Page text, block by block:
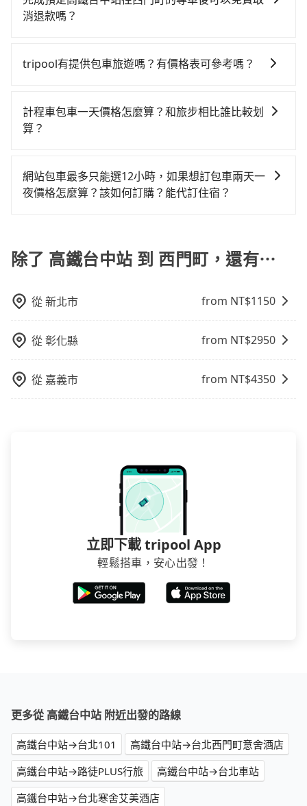
送，則每人平均花費約610元，費時1小時54分鐘。長距
說，預約tripool還是比較划算的。如果你是三人以下要
者，和運的iRent只提供最基本的車型，如Toyota
擇，而且無人租車最令人詬病的就是車況，打開車門才
會遇到明明已經預約了時間但上一位用戶卻遲遲尚未歸
還，又或者要還車時卻偏偏找不到停車位，對於急著用
域的限制，實際可停靠的地點與你的上下車地點仍有段
距離，在遇到下雨天或者載行李時，就顯得非常不便。
會採現場議價，建議最好先上網預約，以免當場被坑受
價格，照著步驟填寫完乘客資料與線上刷卡，訂單即成
詳細資料，將於乘車前一晚八點透過SMS和EMAIL提
需要，前一天傍晚五點前仍會收單，最遲如當天下午過
後乘車，四小時前仍能預約。
消退款嗎？
論任何理由，保證全額退費，且不收取任何手續費。
tripool有提供包車旅遊嗎？有價格表可參考嗎？
遊，從單純的單趟接送到算時間的計時包車都有，可彈
性選擇2~12小時的服務，滿足家族出遊、朋友聚會、婚
能跟其他車隊相差無幾，但是如果只需要短時數或者單
程專車服務者，敢大聲說我們價格絕對最划算。網站上
計程車包車一天價格怎麼算？和旅步相比誰比較划
算？
格通常是根據時間或距離來計算，而且在不同城市和地
區，價格可能有所不同。另外，計程車包車價格也可能
按照包車時間和里程、車型來計費，價格在網站上公開
透明，方便客戶可以更加準確地了解行程所需時間和費
網站包車最多只能選12小時，如果想訂包車兩天一
夜價格怎麼算？該如何訂購？能代訂住宿？
的行程。另外，目前旅步只提供接送服務，暫不提供代
訂住宿服務。
除了 高鐵台中站 到 西門町，還有⋯
從新北市 from NT$1150
從彰化縣 from NT$2950
從 嘉義市 from NT$4350
立即下載 tripool App
輕鬆搭車，安心出發！
更多從 高鐵台中站 附近出發的路線
高鐵台中站→台北101
高鐵台中站→台北西門町意舍酒店
高鐵台中站→路徒PLUS行旅
高鐵台中站→台北車站
高鐵台中站→台北寒舍艾美酒店